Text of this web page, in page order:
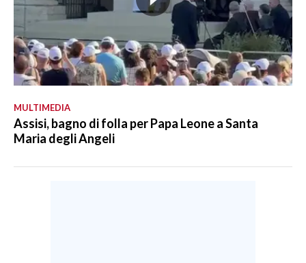
MULTIMEDIA
Assisi, bagno di folla per Papa Leone a Santa
Maria degli Angeli